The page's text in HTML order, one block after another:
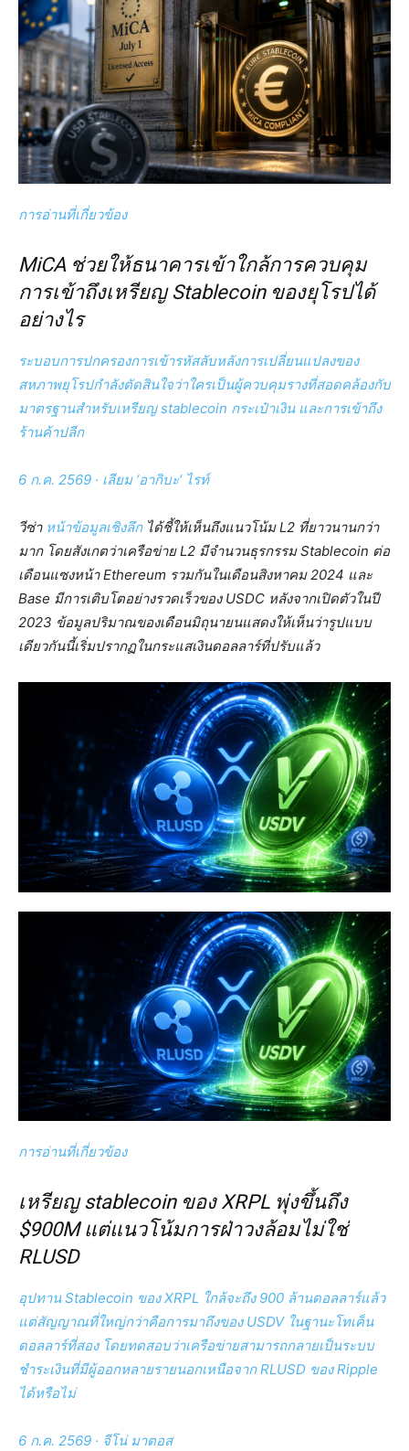
การอ่านที่เกี่ยวข้อง
MiCA ช่วยให้ธนาคารเข้าใกล้การควบคุม
การเข้าถึงเหรียญ Stablecoin ของยุโรปได้
อย่างไร
ระบอบการปกครองการเข้ารหัสลับหลังการเปลี่ยนแปลงของ
สหภาพยุโรปกำลังตัดสินใจว่าใครเป็นผู้ควบคุมรางที่สอดคล้องกับ
มาตรฐานสำหรับเหรียญ stablecoin กระเป๋าเงิน และการเข้าถึง
ร้านค้าปลีก
6 ก.ค. 2569 · เลียม ‘อากิบะ’ ไรท์
วีซ่า หน้าข้อมูลเชิงลึกได้ชี้ให้เห็นถึงแนวโน้ม L2 ที่ยาวนานกว่า
มาก โดยสังเกตว่าเครือข่าย L2 มีจำนวนธุรกรรม Stablecoin ต่อ
เดือนแซงหน้า Ethereum รวมกันในเดือนสิงหาคม 2024 และ
Base มีการเติบโตอย่างรวดเร็วของ USDC หลังจากเปิดตัวในปี
2023 ข้อมูลปริมาณของเดือนมิถุนายนแสดงให้เห็นว่ารูปแบบ
เดียวกันนี้เริ่มปรากฏในกระแสเงินดอลลาร์ที่ปรับแล้ว
การอ่านที่เกี่ยวข้อง
เหรียญ stablecoin ของ XRPL พุ่งขึ้นถึง
$900M แต่แนวโน้มการฝ่าวงล้อมไม่ใช่
RLUSD
อุปทาน Stablecoin ของ XRPL ใกล้จะถึง 900 ล้านดอลลาร์แล้ว
แต่สัญญาณที่ใหญ่กว่าคือการมาถึงของ USDV ในฐานะโทเค็น
ดอลลาร์ที่สอง โดยทดสอบว่าเครือข่ายสามารถกลายเป็นระบบ
ชำระเงินที่มีผู้ออกหลายรายนอกเหนือจาก RLUSD ของ Ripple
ได้หรือไม่
6 ก.ค. 2569 · จีโน่ มาตอส